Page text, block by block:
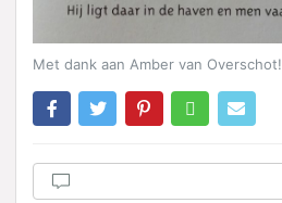
Met dank aan Amber van Overschot!